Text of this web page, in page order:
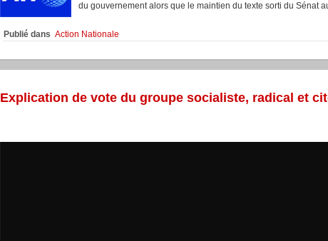
du gouvernement alors que le maintien du texte sorti du Sénat
Publié dans Action Nationale
Explication de vote du groupe socialiste, radical et